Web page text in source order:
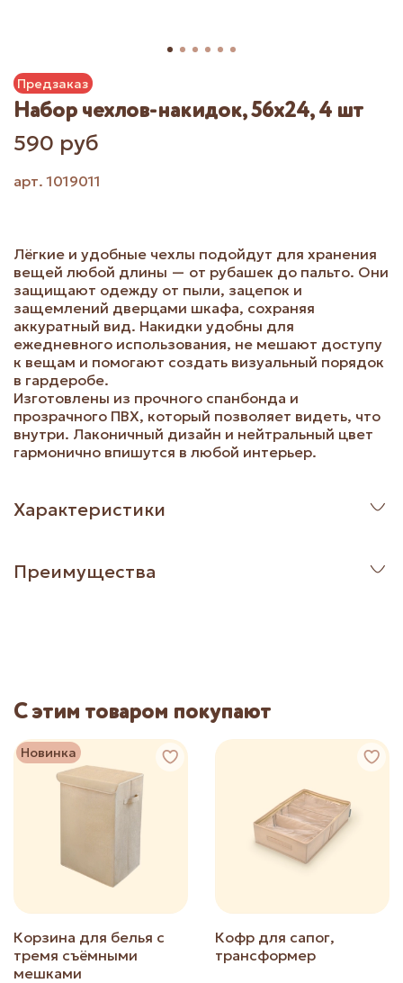
Предзаказ
арт.1019011
Набор чехлов-накидок, 56х24, 4 шт
590 руб
Лёгкие и удобные чехлы подойдут для хранения
вещей любой длины — от рубашек до пальто. Они
защищают одежду от пыли, зацепок и
защемлений дверцами шкафа, сохраняя
аккуратный вид. Накидки удобны для
ежедневного использования, не мешают доступу
к вещам и помогают создать визуальный порядок
в гардеробе.
Изготовлены из прочного спанбонда и
прозрачного ПВХ, который позволяет видеть, что
внутри. Лаконичный дизайн и нейтральный цвет
гармонично впишутся в любой интерьер.
Характеристики
Преимущества
С этим товаром покупают
Новинка
Корзина для белья с
тремя съёмными
мешками
Кофр для сапог,
трансформер